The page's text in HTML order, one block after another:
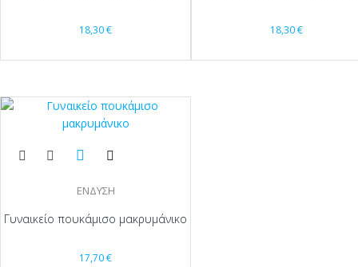
18,30€ 18,30€
ΕΝΔΥΣΗ
Γυναικείο πουκάμισο μακρυμάνικο
17,70€